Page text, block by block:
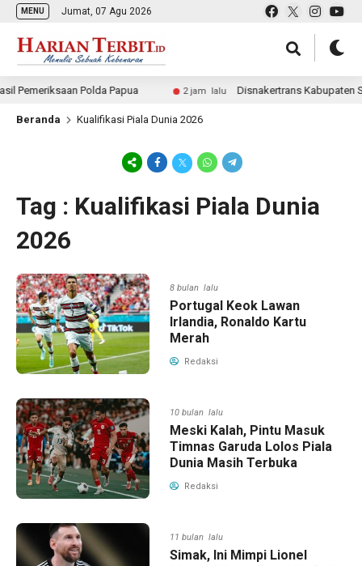
MENU Jumat, 07 Agu 2026
Pemeriksaan Polda Papua 2 jam lalu Disnakertrans Kabupaten
Beranda Kualifikasi Piala Dunia 2026
Tag : Kualifikasi Piala Dunia
2026
8 bulan lalu
Portugal Keok Lawan
Irlandia, Ronaldo Kartu
Merah
Redaksi
10 bulan lalu
Meski Kalah, Pintu Masuk
Timnas Garuda Lolos Piala
Dunia Masih Terbuka
Redaksi
11 bulan lalu
Simak, Ini Mimpi Lionel